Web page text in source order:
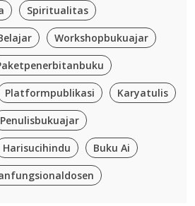
Spiritualitas
Workshopbukuajar
Platformpublikasi Karyatulis
Penulisbukuajar
Harisucihindu Buku Ai